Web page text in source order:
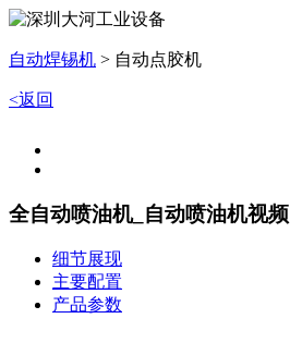
自动焊锡机 > 自动点胶机
<返回
全自动喷油机_自动喷油机视频
细节展现
主要配置
产品参数